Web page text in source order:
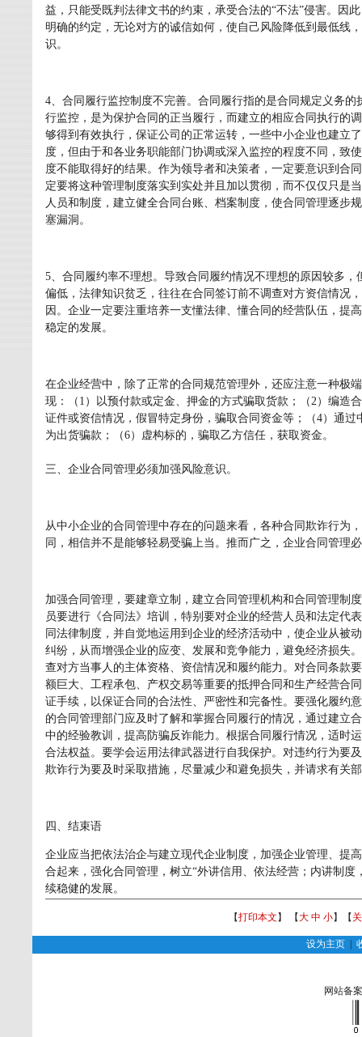
益，只能受既判法律文书的约束，承受合法的“不法”侵害。因
明确的约定，无论对方的诚信如何，使自己风险降低到最低线
识。
4、合同履行监控制度不完善。合同履行指的是合同规定义务
行监控，是为保护合同的正当履行，而建立的相应合同执行的
够得到有效执行，保证公司的正常运转，一些中小企业也建立
度，但由于和各业务职能部门协调或深入监控的程度不同，致
度不能取得好的结果。作为领导者和决策者，一定要意识到合
定要将这种管理制度落实到实处并且加以贯彻，而不仅仅只是
人员和制度，建立健全合同台账、档案制度，使合同管理逐步
塞漏洞。
5、合同履约率不理想。导致合同履约情况不理想的原因较多
偏低，法律知识贫乏，往往在合同签订前不调查对方资信情况
因。企业一定要注重培养一支懂法律、懂合同的经营队伍，提
稳定的发展。
在企业经营中，除了正常的合同规范管理外，还应注意一种极
现：（1）以预付款或定金、押金的方式骗取货款；（2）编造
证件或资信情况，假冒特定身份，骗取合同资金等；（4）通
为出货骗款；（6）虚构标的，骗取乙方信任，获取资金。
三、企业合同管理必须加强风险意识。
从中小企业的合同管理中存在的问题来看，各种合同欺诈行为
同，相信并不是能够轻易受骗上当。推而广之，企业合同管理
加强合同管理，要建章立制，建立合同管理机构和合同管理制
员要进行《合同法》培训，特别要对企业的经营人员和法定代
同法律制度，并自觉地运用到企业的经济活动中，使企业从被
纠纷，从而增强企业的应变、发展和竞争能力，避免经济损失
查对方当事人的主体资格、资信情况和履约能力。对合同条款
额巨大、工程承包、产权交易等重要的抵押合同和生产经营合
证手续，以保证合同的合法性、严密性和完备性。要强化履约
的合同管理部门应及时了解和掌握合同履行的情况，通过建立
中的经验教训，提高防骗反诈能力。根据合同履行情况，适时
合法权益。要学会运用法律武器进行自我保护。对违约行为要
欺诈行为要及时采取措施，尽量减少和避免损失，并请求有关
四、结束语
企业应当把依法治企与建立现代企业制度，加强企业管理、提
合起来，强化合同管理，树立“外讲信用、依法经营；内讲制
续稳健的发展。
【打印本文 】 【大 中 小】【
设为主页
网站备